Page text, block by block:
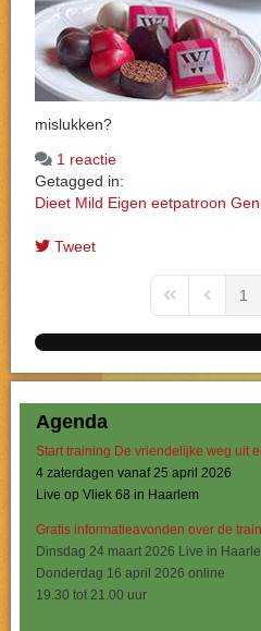
mislukken?
1 reactie
Getagged in:
Dieet Mild Eigen eetpatroon
Tweet
First PagePrevious
1
Agenda
Start training De vriendelijke weg uit
4 zaterdagen vanaf 25 april 2026
Live op Vliek 68 in Haarlem
Gratis informatieavonden over de
Dinsdag 24 maart 2026 Live in
Donderdag 16 april 2026 online
19.30 tot 21.00 uur